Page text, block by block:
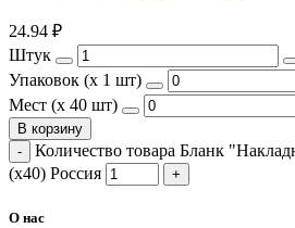
24.94 ₽
Штук
Упаковок (x 1 шт)
Мест (x 40 шт)
В корзину
Количество товара Бланк
(х40) Россия
О нас